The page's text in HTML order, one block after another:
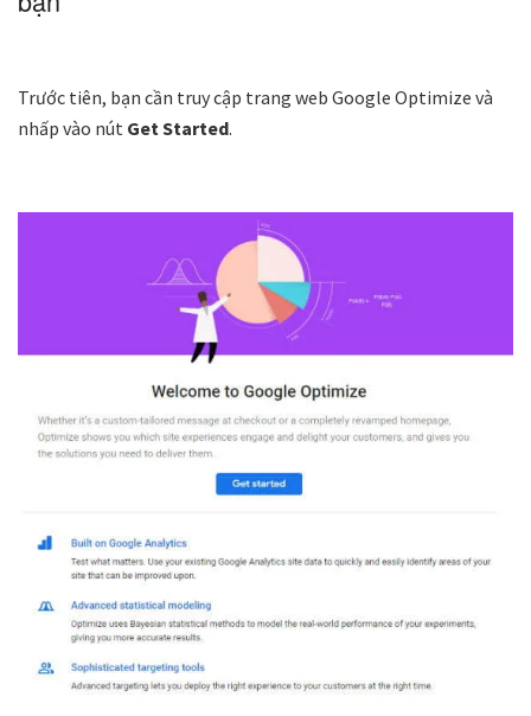
Trước tiên, bạn cần truy cập trang web Google Optimize và
nhấp vào nút Get Started.